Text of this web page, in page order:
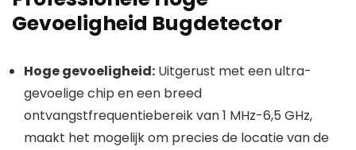
Gevoeligheid Bugdetector
Hoge gevoeligheid: Uitgerust met een ultra-
gevoelige chip en een breed
ontvangstfrequentiebereik van 1 MHz-6,5 GHz,
maakt het mogelijk om precies de locatie van de